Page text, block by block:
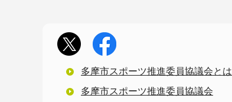
多摩市スポーツ推進委員協議会とは
多摩市スポーツ推進委員協議会